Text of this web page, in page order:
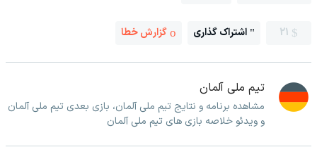
21 اشتراک گذاری گزارش خطا
تیم ملی آلمان
مشاهده برنامه و نتایج تیم ملی آلمان، بازی بعدی تیم ملی آلمان
و ویدئو خلاصه بازی های تیم ملی آلمان